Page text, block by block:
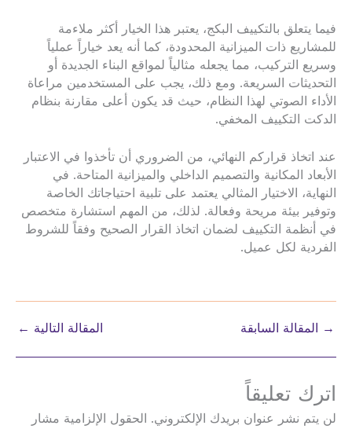
فيما يتعلق بالتكييف البكج، يعتبر هذا الخيار أكثر ملاءمة
للمشاريع ذات الميزانية المحدودة، كما أنه يعد خياراً عملياً
وسريع التركيب، مما يجعله مثالياً لمواقع البناء الجديدة أو
التحديثات السريعة. ومع ذلك، يجب على المستخدمين مراعاة
الأداء الصوتي لهذا النظام، حيث قد يكون أعلى مقارنة بنظام
الدكت التكييف المخفي.
عند اتخاذ قراركم النهائي، من الضروري أن تأخذوا في الاعتبار
الأبعاد المكانية والتصميم الداخلي والميزانية المتاحة. في
النهاية، الاختيار المثالي يعتمد على تلبية احتياجاتك الخاصة
وتوفير بيئة مريحة وفعالة. لذلك، من المهم استشارة متخصص
في أنظمة التكييف لضمان اتخاذ القرار الصحيح وفقاً للشروط
الفردية لكل عميل.
→ المقالة السابقة المقالة التالية ←
اترك تعليقاً
لن يتم نشر عنوان بريدك الإلكتروني. الحقول الإلزامية مشار